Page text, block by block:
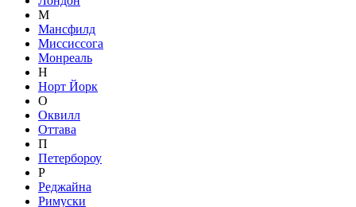
М
Мансфилд
Миссиссога
Монреаль
Н
Норт Йорк
О
Оквилл
Оттава
П
Петербороу
Р
Реджайна
Римуски